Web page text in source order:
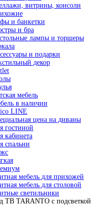
витрины, консоли
и банкетки
и бра
лампы и торшеры
и подарки
декор
мебель
в наличии
LINE
цена на диваны
гостиной
кабинета
спальни
мебель для прихожей
мебель для столовой
светильники
ТВ TARANTO с подсветкой